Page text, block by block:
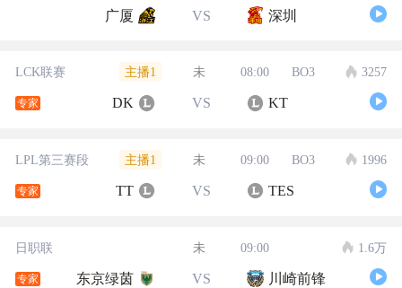
广厦 VS 深圳
LCK联赛 主播1 未 08:00 BO3 3257
专家 DK VS KT
LPL第三赛段 主播1 未 09:00 BO3 1996
专家 TT VS TES
日职联 未 09:00 1.6万
专家 东京绿茵 VS 川崎前锋